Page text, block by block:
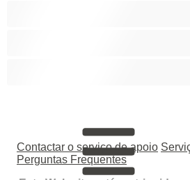
Contactar o serviço de apoio
Perguntas Frequentes